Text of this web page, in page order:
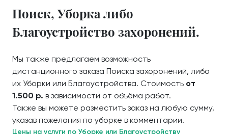
Поиск, Уборка либо
Благоустройство захоронений.
Мы также предлагаем возможность
дистанционного заказа Поиска захоронений, либо
их Уборки или Благоустройства. Стоимость от
1.500 р. в зависимости от объёма работ.
Также вы можете разместить заказ на любую сумму,
указав пожелания по уборке в комментарии.
Цены на услуги по Уборке или Благоустройству